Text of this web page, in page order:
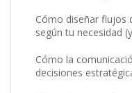
Cómo diseñar flujos
según tu necesidad
Cómo la
decisiones